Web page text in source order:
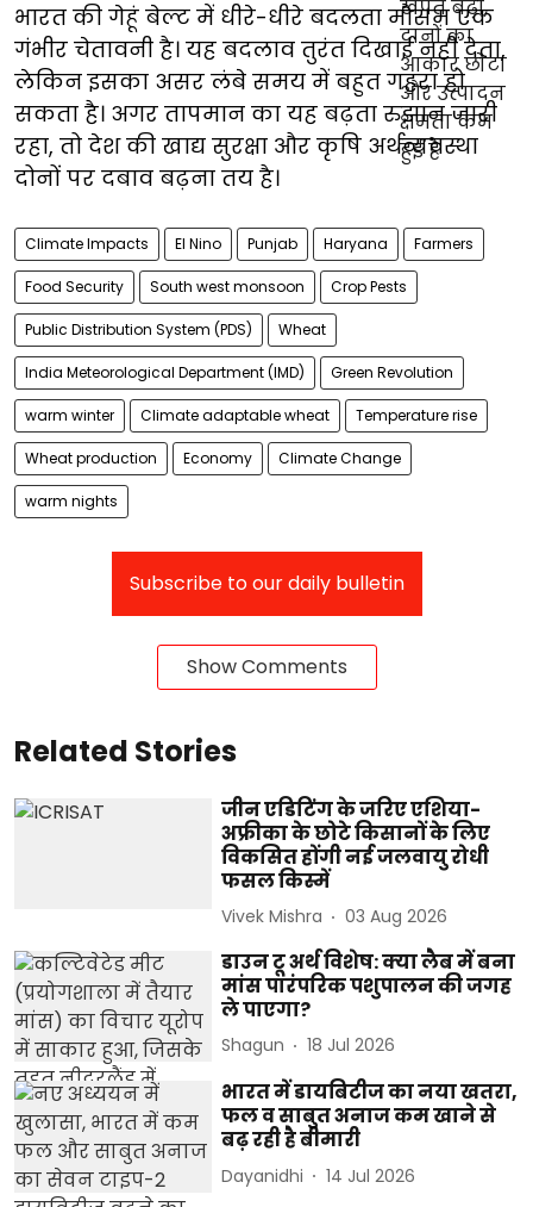
भारत की गेहूं बेल्ट में धीरे-धीरे बदलता मौसम एक
गंभीर चेतावनी है। यह बदलाव तुरंत दिखाई नहीं देता,
लेकिन इसका असर लंबे समय में बहुत गहरा हो
सकता है। अगर तापमान का यह बढ़ता रुझान जारी
रहा, तो देश की खाद्य सुरक्षा और कृषि अर्थव्यवस्था
दोनों पर दबाव बढ़ना तय है।
Climate Impacts El Nino Punjab Haryana Farmers
Food Security South west monsoon Crop Pests
Public Distribution System (PDS) Wheat
India Meteorological Department (IMD) Green Revolution
warm winter Climate adaptable wheat Temperature rise
Wheat production Economy Climate Change
warm nights
Subscribe to our daily bulletin
Show Comments
Related Stories
जीन एडिटिंग के जरिए एशिया-
अफ्रीका के छोटे किसानों के लिए
विकसित होंगी नई जलवायु रोधी
फसल किस्में
Vivek Mishra 03 Aug 2026
डाउन टू अर्थ विशेष: क्या लैब में बना
मांस पारंपरिक पशुपालन की जगह
ले पाएगा?
Shagun 18 Jul 2026
भारत में डायबिटीज का नया खतरा,
फल व साबुत अनाज कम खाने से
बढ़ रही है बीमारी
Dayanidhi 14 Jul 2026